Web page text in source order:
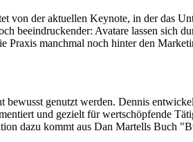
von der aktuellen Keynote, in der das
beeindruckender: Avatare lassen sich
manchmal noch hinter den
genutzt werden. Dennis
und gezielt für wertschöpfende
dazu kommt aus Dan Martells Buch